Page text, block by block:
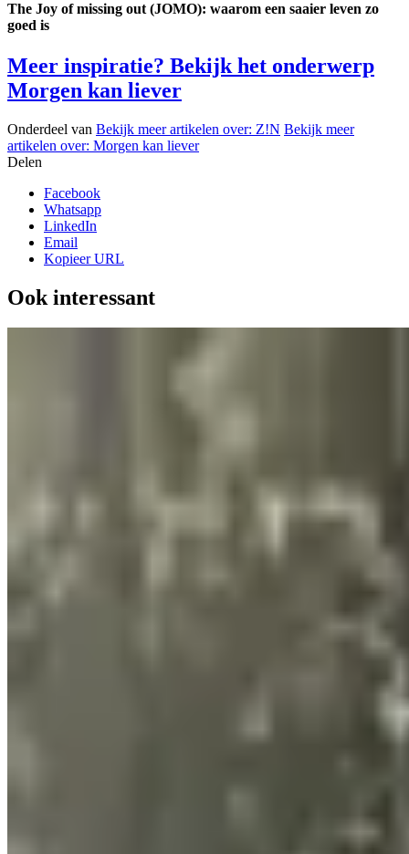
The Joy of missing out (JOMO): waarom een saaier leven zo
goed is
Meer inspiratie? Bekijk het onderwerp
Morgen kan liever
Onderdeel van Bekijk meer artikelen over: Z!N Bekijk meer
artikelen over: Morgen kan liever
Delen
Facebook
Whatsapp
LinkedIn
Email
Kopieer URL
Ook interessant